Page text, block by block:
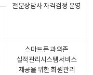
전문상담사 자격검정 운영
스마트폰 과의존
실적관리시스템서비스
제공을 위한 회원관리